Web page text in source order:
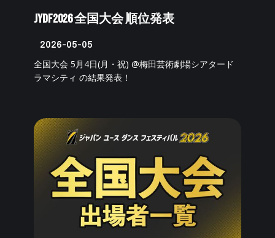
JYDF2026 全国大会 順位発表
2026-05-05
全国大会 5月4日(月・祝) @梅田芸術劇場シアタード
ラマシティ の結果発表！